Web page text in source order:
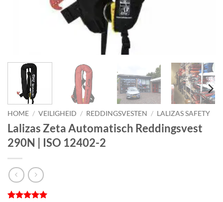
HOME / VEILIGHEID / REDDINGSVESTEN / LALIZAS SAFETY
Lalizas Zeta Automatisch Reddingsvest
290N | ISO 12402-2